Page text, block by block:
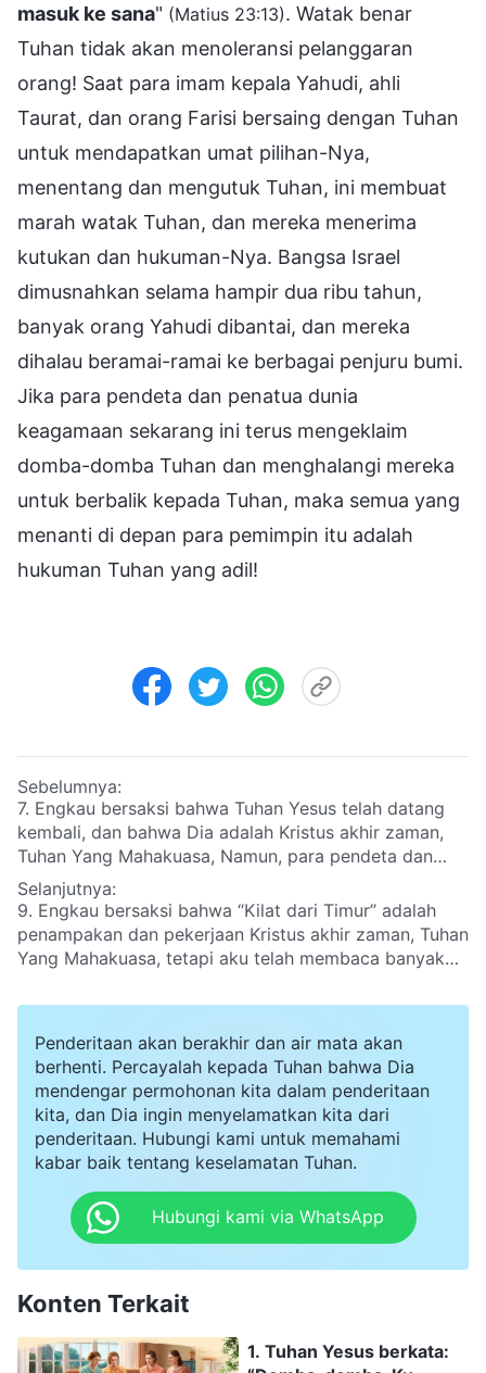
masuk ke sana" (Matius 23:13). Watak benar
Tuhan tidak akan menoleransi pelanggaran
orang! Saat para imam kepala Yahudi, ahli
Taurat, dan orang Farisi bersaing dengan Tuhan
untuk mendapatkan umat pilihan-Nya,
menentang dan mengutuk Tuhan, ini membuat
marah watak Tuhan, dan mereka menerima
kutukan dan hukuman-Nya. Bangsa Israel
dimusnahkan selama hampir dua ribu tahun,
banyak orang Yahudi dibantai, dan mereka
dihalau beramai-ramai ke berbagai penjuru bumi.
Jika para pendeta dan penatua dunia
keagamaan sekarang ini terus mengeklaim
domba-domba Tuhan dan menghalangi mereka
untuk berbalik kepada Tuhan, maka semua yang
menanti di depan para pemimpin itu adalah
hukuman Tuhan yang adil!
Sebelumnya:
7. Engkau bersaksi bahwa Tuhan Yesus telah datang
kembali, dan bahwa Dia adalah Kristus akhir zaman,
Tuhan Yang Mahakuasa, Namun, para pendeta dan
penatua dunia keagamaan mengatakan bahwa apa
yang kaupercayai bukanlah Tuhan Yesus, dan bahwa
Gereja Tuhan Yang Mahakuasa tidak termasuk dalam
Kekristenan. Apakah perkataan para pendeta dan
penatua ini dapat dipercaya?
Selanjutnya:
9. Engkau bersaksi bahwa “Kilat dari Timur” adalah
penampakan dan pekerjaan Kristus akhir zaman, Tuhan
Yang Mahakuasa, tetapi aku telah membaca banyak
Wikipedia yang mengutuk, menyerang, dan
bahwa informasi di Baidu dipantau dan dikendalikan
oleh PKT, dan bahwa itu belum tentu dapat dipercaya.
Namun, situs web asing seperti Wikipedia juga telah
mengikuti PKT dan dunia keagamaan dalam
mengutukmu. Aku tidak dapat memahaminya—
pernyataan yang dibuat situs-situs web ini benar atau
Penderitaan akan berakhir dan air mata akan
berhenti. Percayalah kepada Tuhan bahwa Dia
mendengar permohonan kita dalam penderitaan
kita, dan Dia ingin menyelamatkan kita dari
penderitaan. Hubungi kami untuk memahami
kabar baik tentang keselamatan Tuhan.
Hubungi kami via WhatsApp
Konten Terkait
1. Tuhan Yesus berkata: